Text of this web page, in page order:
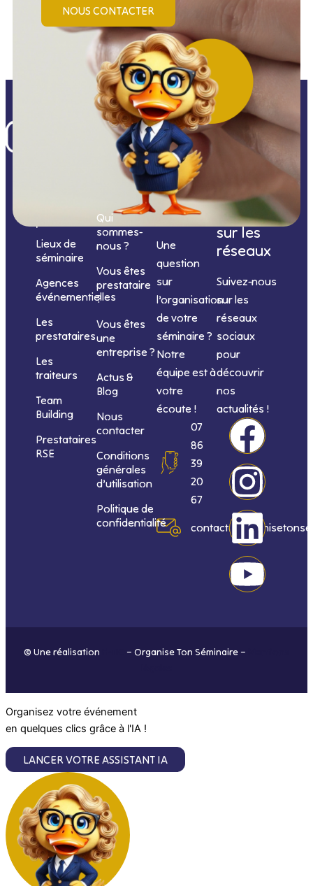
NOUS CONTACTER
prestations
Lieux de
séminaire
Agences
événementielles
Les
prestataires
Les
traiteurs
Team
Building
Prestataires
RSE
Informations
Qui
sommes-
nous ?
Vous êtes
prestataire
?
Vous êtes
une
entreprise ?
Actus &
Blog
Nous
contacter
Conditions
générales
d’utilisation
Politique de
confidentialité
Nous
contacter
Une
question
sur
l’organisation
de votre
séminaire ?
Notre
équipe est à
votre
écoute !
07
86
39
20
67
Nous
suivre
sur les
réseaux
Suivez-nous
sur les
réseaux
sociaux
pour
découvrir
nos
actualités !
F
a
c
e
b
I
n
s
t
a
L
i
n
k
e
Y
o
u
t
u
© Une réalisation – Organise Ton Séminaire –
Organisez votre événement
en quelques clics grâce à l'IA !
LANCER VOTRE ASSISTANT IA